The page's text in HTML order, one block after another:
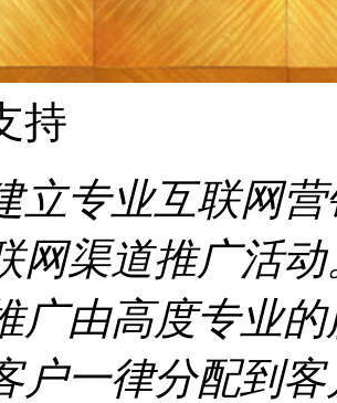
持
立专业互联网
网渠道推广活动
广由高度专业
户一律分配到